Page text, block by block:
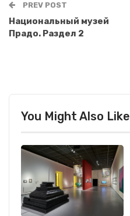
PREV POST
Национальный музей
Прадо. Раздел 2
You Might Also Like